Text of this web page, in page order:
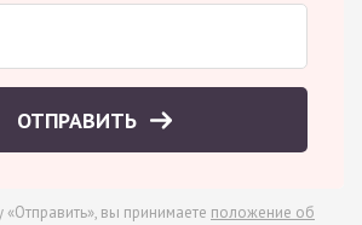
ОТПРАВИТЬ
вы принимаете положение об